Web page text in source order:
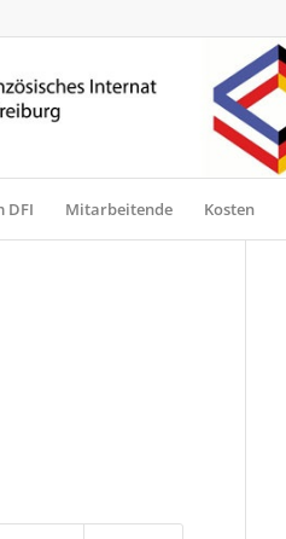
DFI Mitarbeitende Kosten